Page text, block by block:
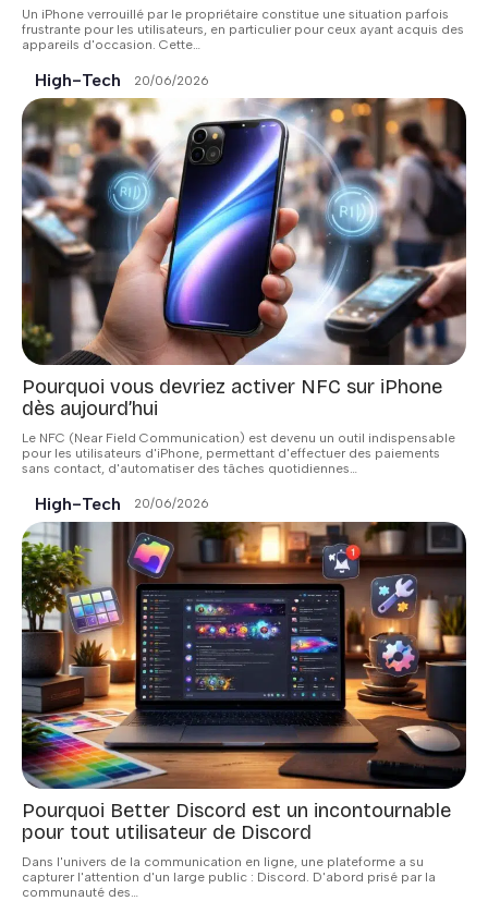
Un iPhone verrouillé par le propriétaire constitue une situation parfois
frustrante pour les utilisateurs, en particulier pour ceux ayant acquis des
appareils d'occasion. Cette…
High-Tech 20/06/2026
Pourquoi vous devriez activer NFC sur iPhone
dès aujourd’hui
Le NFC (Near Field Communication) est devenu un outil indispensable
pour les utilisateurs d'iPhone, permettant d'effectuer des paiements
sans contact, d'automatiser des tâches quotidiennes…
High-Tech 20/06/2026
Pourquoi Better Discord est un incontournable
pour tout utilisateur de Discord
Dans l'univers de la communication en ligne, une plateforme a su
capturer l'attention d'un large public : Discord. D'abord prisé par la
communauté des